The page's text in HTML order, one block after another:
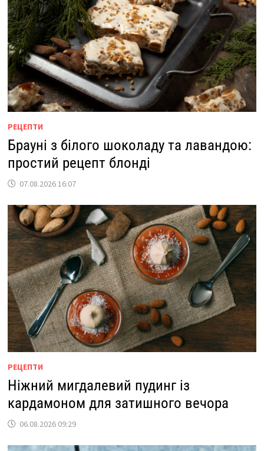
РЕЦЕПТИ
Брауні з білого шоколаду та лавандою:
простий рецепт блонді
07.08.2026 16:07
РЕЦЕПТИ
Ніжний мигдалевий пудинг із
кардамоном для затишного вечора
06.08.2026 09:29